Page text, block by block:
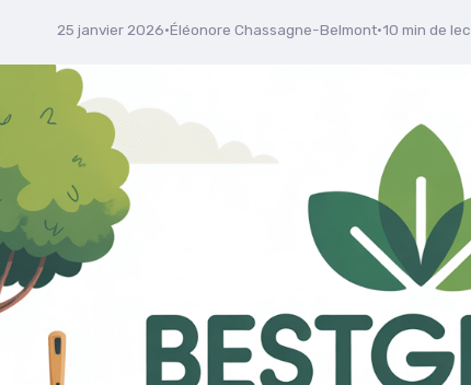
25 janvier 2026·Éléonore Chassagne-Belmont·10 min de